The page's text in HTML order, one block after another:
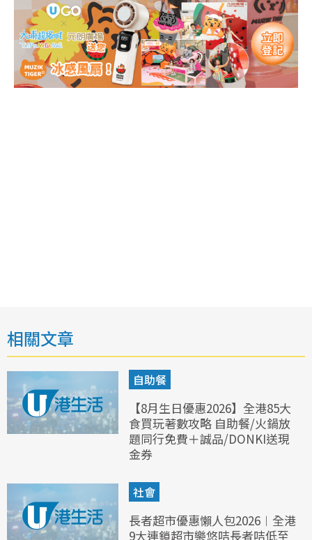
相關文章
自助餐
【8月生日優惠2026】全港85大
食買玩著數攻略 自助餐/火鍋放
題同行免費＋誠品/DONKI送現
金券
社會
長者超市優惠懶人包2026︱全港
9大連鎖超市樂悠咭長者咭低至